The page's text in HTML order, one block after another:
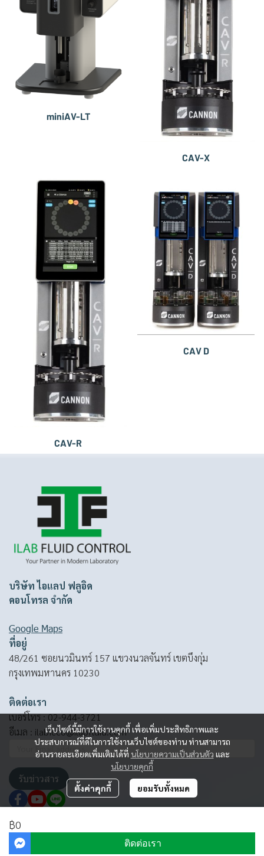
miniAV-LT
CAV-X
CAV-R
CAV D
฿0
ติดต่อเรา
เว็บไซต์นี้มีการใช้งานคุกกี้ เพื่อเพิ่มประสิทธิภาพและ
ประสบการณ์ที่ดีในการใช้งานเว็บไซต์ของท่าน ท่านสามารถ
อ่านรายละเอียดเพิ่มเติมได้ที่ นโยบายความเป็นส่วนตัว และ
นโยบายคุกกี้
ตั้งค่าคุกกี้ ยอมรับทั้งหมด
บริษัท ไอแลป ฟลูอิด
คอนโทรล จำกัด
Google Maps
ที่อยู่
48/261 ซอยนวมินทร์ 157 แขวงนวลจันทร์ เขตบึงกุ่ม
กรุงเทพมหานคร 10230
ติดต่อเรา
เบอร์โทร :02-944-3721
อีเมล : ilabfcco@ilabfluid.com
รับข่าวสาร
© Copyright 2024 | All Rights Reserved